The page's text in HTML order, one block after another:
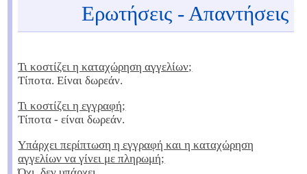
Ερωτήσεις - Απαντήσεις
Τι κοστίζει η καταχώρηση αγγελίων;
Τίποτα. Είναι δωρεάν.
Τι κοστίζει η εγγραφή;
Τίποτα - είναι δωρεάν.
Υπάρχει περίπτωση η εγγραφή και η καταχώρηση
αγγελίων να γίνει με πληρωμή;